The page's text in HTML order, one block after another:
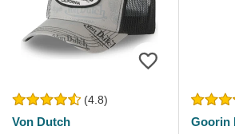
(4.8)
Von Dutch
Goorin